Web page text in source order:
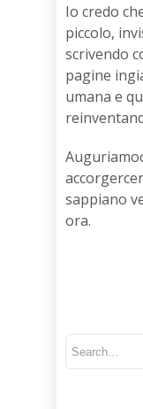
Io credo
piccolo,
scrivendo
pagine
umana e
sappiano
ora.